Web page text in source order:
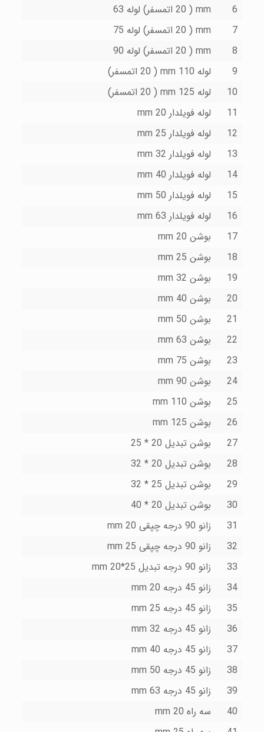
6
mm ( 20 اتمسفر) لوله 63
7
mm ( 20 اتمسفر) لوله 75
8
mm ( 20 اتمسفر) لوله 90
9
لوله 110 mm ( 20 اتمسفر)
10
لوله 125 mm ( 20 اتمسفر)
11
لوله فویلدار 20 mm
12
لوله فویلدار 25 mm
13
لوله فویلدار 32 mm
14
لوله فویلدار 40 mm
15
لوله فویلدار 50 mm
16
لوله فویلدار 63 mm
17
بوشن 20 mm
18
بوشن 25 mm
19
بوشن 32 mm
20
بوشن 40 mm
21
بوشن 50 mm
22
بوشن 63 mm
23
بوشن 75 mm
24
بوشن 90 mm
25
بوشن 110 mm
26
بوشن 125 mm
27
بوشن تبدیل 20 * 25
28
بوشن تبدیل 20 * 32
29
بوشن تبدیل 25 * 32
30
بوشن تبدیل 20 * 40
31
زانو 90 درجه چپقى 20 mm
32
زانو 90 درجه چپقى 25 mm
33
زانو 90 درجه تبدیل 25*20 mm
34
زانو 45 درجه 20 mm
35
زانو 45 درجه 25 mm
36
زانو 45 درجه 32 mm
37
زانو 45 درجه 40 mm
38
زانو 45 درجه 50 mm
39
زانو 45 درجه 63 mm
40
سه راه 20 mm